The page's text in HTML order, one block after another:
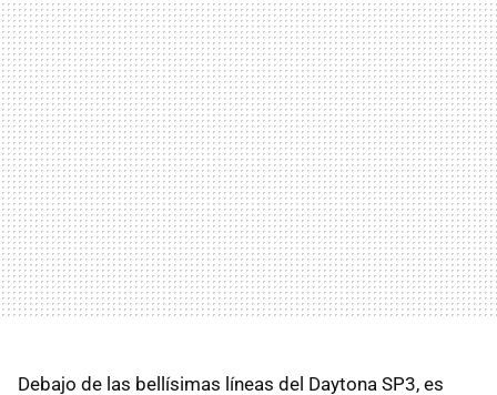
Debajo de las bellísimas líneas del Daytona SP3, es